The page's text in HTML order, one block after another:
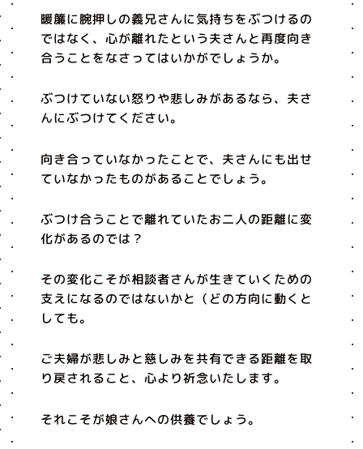
暖簾に腕押しの義兄さんに気持ちをぶつけるの
ではなく、心が離れたという夫さんと再度向き
合うことをなさってはいかがでしょうか。
ぶつけていない怒りや悲しみがあるなら、夫さ
んにぶつけてください。
向き合っていなかったことで、夫さんにも出せ
ていなかったものがあることでしょう。
ぶつけ合うことで離れていたお二人の距離に変
化があるのでは？
その変化こそが相談者さんが生きていくための
支えになるのではないかと（どの方向に動くと
しても。
ご夫婦が悲しみと慈しみを共有できる距離を取
り戻されること、心より祈念いたします。
それこそが娘さんへの供養でしょう。